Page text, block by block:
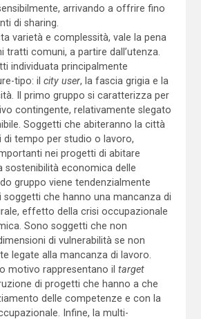
arrivando a offrire fino
di sharing.
varietà e complessità, vale la pena
tratti comuni, a partire dall’utenza.
individuata principalmente
tipo: il city user, la fascia grigia e la
Il primo gruppo si caratterizza per
contingente, relativamente slegato
Soggetti che abiteranno la città
di tempo per studio o lavoro,
nei progetti di abitare
sostenibilità economica delle
gruppo viene tendenzialmente
soggetti che hanno una mancanza di
effetto della crisi occupazionale
Sono soggetti che non
di vulnerabilità se non
legate alla mancanza di lavoro.
motivo rappresentano il target
di progetti che hanno a che
delle competenze e con la
Infine, la multi-